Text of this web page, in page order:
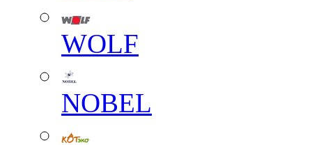
WOLF
NOBEL